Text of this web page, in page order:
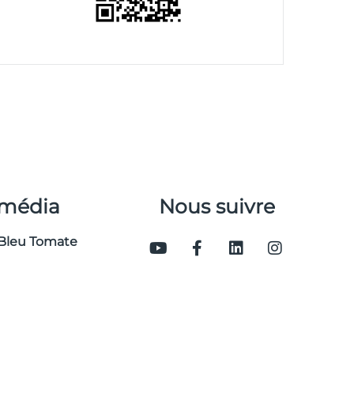
Tomate
Nous suivre